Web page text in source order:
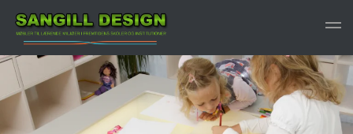
Gå til hovedindhold